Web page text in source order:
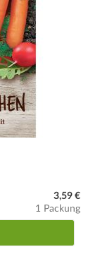
3,59 €
1 Packung